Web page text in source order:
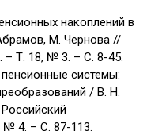
накоплений в
М. Чернова //
– Т. 18, № 3. – С. 8-45.
системы:
/ В. Н.
4. – С. 87-113.